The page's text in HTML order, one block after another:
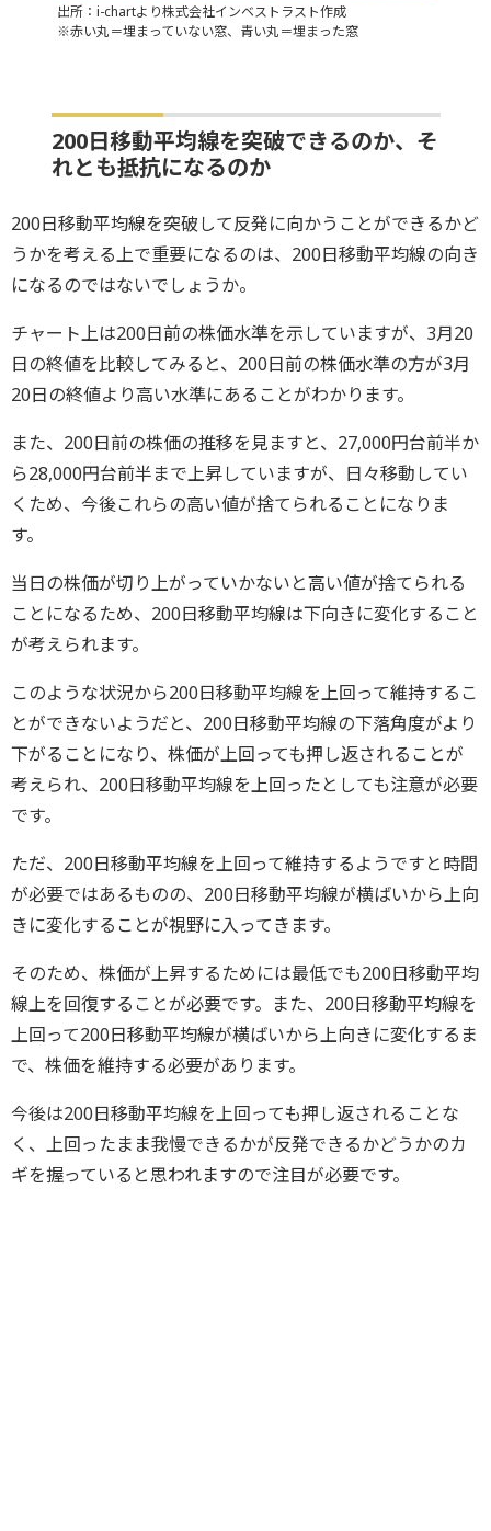
出所：i-chartより株式会社インベストラスト作成
※赤い丸＝埋まっていない窓、青い丸＝埋まった窓
200日移動平均線を突破できるのか、そ
れとも抵抗になるのか
200日移動平均線を突破して反発に向かうことができるかど
うかを考える上で重要になるのは、200日移動平均線の向き
になるのではないでしょうか。
チャート上は200日前の株価水準を示していますが、3月20
日の終値を比較してみると、200日前の株価水準の方が3月
20日の終値より高い水準にあることがわかります。
また、200日前の株価の推移を見ますと、27,000円台前半か
ら28,000円台前半まで上昇していますが、日々移動してい
くため、今後これらの高い値が捨てられることになりま
す。
当日の株価が切り上がっていかないと高い値が捨てられる
ことになるため、200日移動平均線は下向きに変化すること
が考えられます。
このような状況から200日移動平均線を上回って維持するこ
とができないようだと、200日移動平均線の下落角度がより
下がることになり、株価が上回っても押し返されることが
考えられ、200日移動平均線を上回ったとしても注意が必要
です。
ただ、200日移動平均線を上回って維持するようですと時間
が必要ではあるものの、200日移動平均線が横ばいから上向
きに変化することが視野に入ってきます。
そのため、株価が上昇するためには最低でも200日移動平均
線上を回復することが必要です。また、200日移動平均線を
上回って200日移動平均線が横ばいから上向きに変化するま
で、株価を維持する必要があります。
今後は200日移動平均線を上回っても押し返されることな
く、上回ったまま我慢できるかが反発できるかどうかのカ
ギを握っていると思われますので注目が必要です。